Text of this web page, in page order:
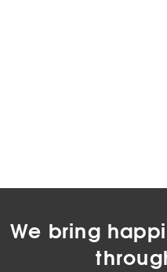
We bring